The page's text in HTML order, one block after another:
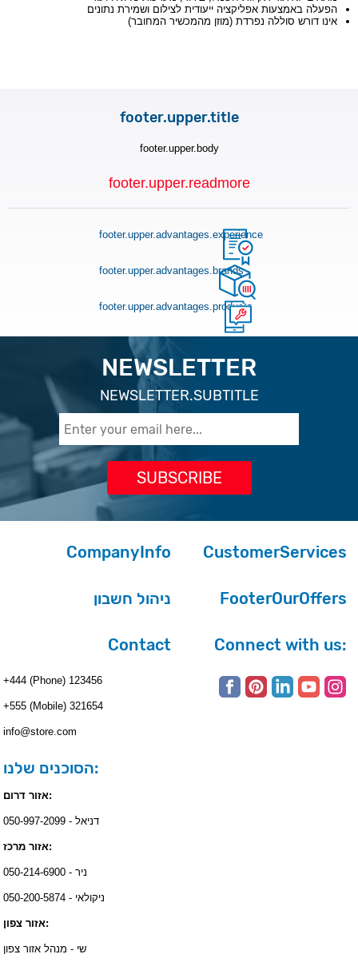
הפעלה באמצעות אפליקציה ייעודית לצילום ושמירת נתונים
אינו דורש סוללה נפרדת (מוזן מהמכשיר המחובר)
footer.upper.title
footer.upper.body
footer.upper.readmore
footer.upper.advantages.experience
footer.upper.advantages.brands
footer.upper.advantages.products
NEWSLETTER
NEWSLETTER.SUBTITLE
CompanyInfo CustomerServices
ניהול חשבון FooterOurOffers
Contact
+444 (Phone) 123456
+555 (Mobile) 321654
info@store.com
הסוכנים שלנו:
אזור דרום:
דניאל - 050-997-2099
אזור מרכז:
ניר - 050-214-6900
ניקולאי - 050-200-5874
אזור צפון:
שי - מנהל אזור צפון
Connect with us: